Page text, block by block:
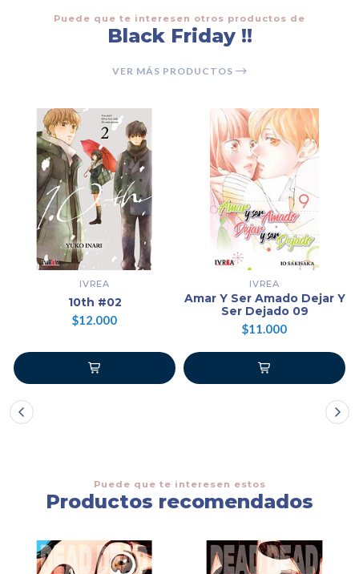
Puede que te interesen otros productos de
Black Friday !!
VER MÁS PRODUCTOS
IVREA
10th #02
$12.000
IVREA
Amar Y Ser Amado Dejar Y
Ser Dejado 09
$11.000
Puede que te interesen estos
Productos recomendados